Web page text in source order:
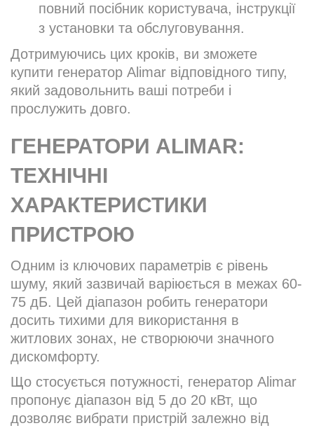
повний посібник користувача, інструкції
з установки та обслуговування.
Дотримуючись цих кроків, ви зможете
купити генератор Alimar відповідного типу,
який задовольнить ваші потреби і
прослужить довго.
ГЕНЕРАТОРИ ALIMAR:
ТЕХНІЧНІ
ХАРАКТЕРИСТИКИ
ПРИСТРОЮ
Одним із ключових параметрів є рівень
шуму, який зазвичай варіюється в межах 60-
75 дБ. Цей діапазон робить генератори
досить тихими для використання в
житлових зонах, не створюючи значного
дискомфорту.
Що стосується потужності, генератор Alimar
пропонує діапазон від 5 до 20 кВт, що
дозволяє вибрати пристрій залежно від